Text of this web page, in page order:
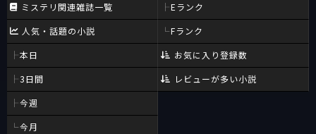
ミステリ関連雑誌一覧
人気・話題の小説
本日
3日間
今週
今月
Eランク
Fランク
お気に入り登録数
レビューが多い小説